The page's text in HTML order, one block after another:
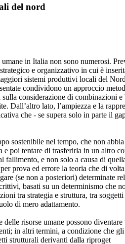
del nord
in Italia non sono numerosi.
e organizzativo in cui è
sistemi produttivi locali del
condividono un approccio
considerazione di combinazioni
Dall’altro lato, l’ampiezza e la
che - se supera solo in parte il
sostenibile nel tempo, che non
poi tentare di trasferirla in un altro
fallimento, e non solo a causa di
prova ed errore la teoria che di
(se non a posteriori) determinate
basati su un determinismo che
tra strategia e struttura, tra
di mero adattamento.
risorse umane possono
in altri termini, a condizione che
strutturali derivanti dalla riproget